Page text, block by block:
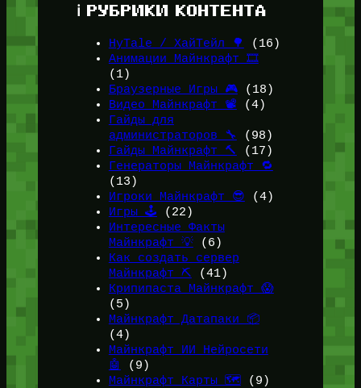
ℹ️ РУБРИКИ КОНТЕНТА
HyTale / ХайТейл 🌳
(16)
Анимации Майнкрафт 🎞️
(1)
Браузерные Игры 🎮(18)
Видео Майнкрафт 📽️ (4)
Гайды для
администраторов 🔧
(98)
Гайды Майнкрафт 🔨
(17)
Генераторы Майнкрафт 🔁
(13)
Игроки Майнкрафт 😎 (4)
Игры 🕹️ (22)
Интересные Факты
Майнкрафт 💡(6)
Как создать сервер
Майнкрафт ⛏️ (41)
Крипипаста Майнкрафт 😱
(5)
Майнкрафт Датапаки 📦
(4)
Майнкрафт ИИ Нейросети
🤖
(9)
Майнкрафт Карты 🗺️ (9)